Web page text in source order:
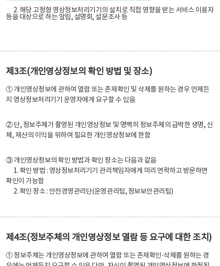
2. 해당 고정형 영상정보처리기기의 설치로 직접 영향을 받는 서비스 이용자
등을 대상으로 하는 알림, 설명회, 설문조사 등
제3조(개인영상정보의 확인 방법 및 장소)
① 개인영상정보에 관하여 열람 또는 존재확인 및 삭제를 원하는 경우 언제든
지 영상정보처리기기 운영자에게 요구할 수 있음
② 단, 정보주체가 촬영된 개인영상정보 및 명백히 정보주체의 급박한 생명, 신
체, 재산의 이익을 위하여 필요한 개인영상정보에 한함
③ 개인영상정보의 확인 방법과 확인 장소는 다음과 같음
1. 확인 방법 : 영상정보처리기기 관리책임자에게 미리 연락하고 방문하면
확인이 가능함
2. 확인 장소 : 안전경영관리단(운영관리팀, 정보보안관리팀)
제4조(정보주체의 개인영상정보 열람 등 요구에 대한 조치)
① 정보주체는 개인영상정보에 관하여 열람 또는 존재확인·삭제를 원하는 경